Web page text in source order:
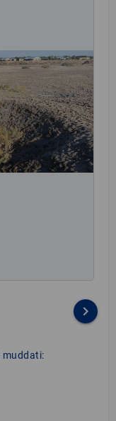
keyboard_arrow_right
muddati: